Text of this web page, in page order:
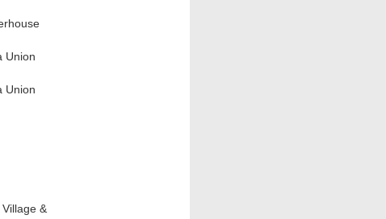
Union
Union
&